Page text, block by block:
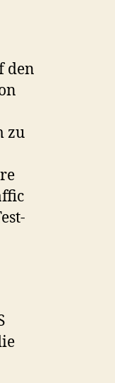
den
zu